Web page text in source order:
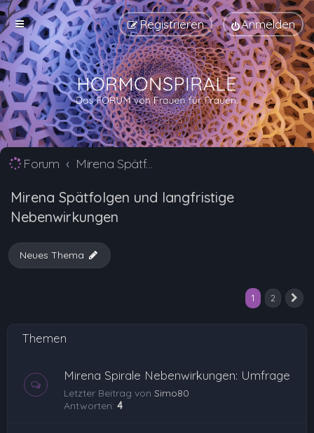
Anmelden
Registrieren
Forum Mirena Spätfolgen und langfristige Nebenwirkungen
Mirena Spätfolgen und langfristige
Nebenwirkungen
Neues Thema
1 2
Themen
Mirena Spirale Nebenwirkungen: Umfrage
Letzter Beitrag von Simo80
Antworten: 4